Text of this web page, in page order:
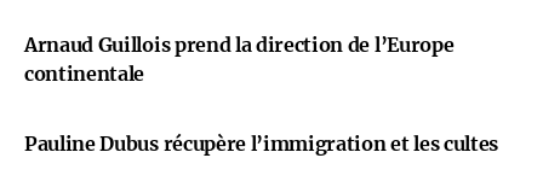
Arnaud Guillois prend la direction de l’Europe
continentale
Pauline Dubus récupère l’immigration et les cultes